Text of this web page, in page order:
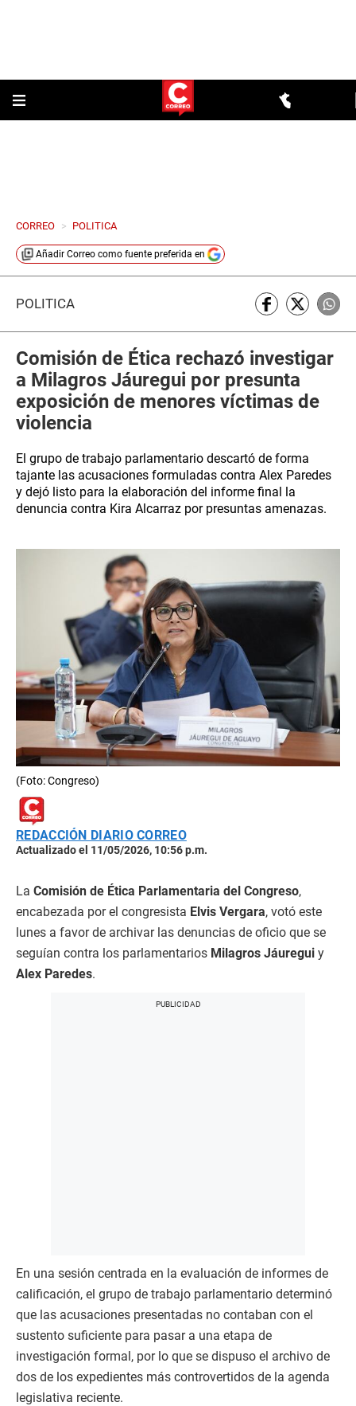
CORREO > POLITICA
Añadir Correo como fuente preferida en
POLÍTICA
Comisión de Ética rechazó investigar
a Milagros Jáuregui por presunta
exposición de menores víctimas de
violencia
El grupo de trabajo parlamentario descartó de forma
tajante las acusaciones formuladas contra Alex Paredes
y dejó listo para la elaboración del informe final la
denuncia contra Kira Alcarraz por presuntas amenazas.
(Foto: Congreso)
REDACCIÓN DIARIO CORREO
Actualizado el 11/05/2026, 10:56 p.m.
La Comisión de Ética Parlamentaria del Congreso,
encabezada por el congresista Elvis Vergara, votó este
lunes a favor de archivar las denuncias de oficio que se
seguían contra los parlamentarios Milagros Jáuregui y
Alex Paredes.
En una sesión centrada en la evaluación de informes de
calificación, el grupo de trabajo parlamentario determinó
que las acusaciones presentadas no contaban con el
sustento suficiente para pasar a una etapa de
investigación formal, por lo que se dispuso el archivo de
dos de los expedientes más controvertidos de la agenda
legislativa reciente.